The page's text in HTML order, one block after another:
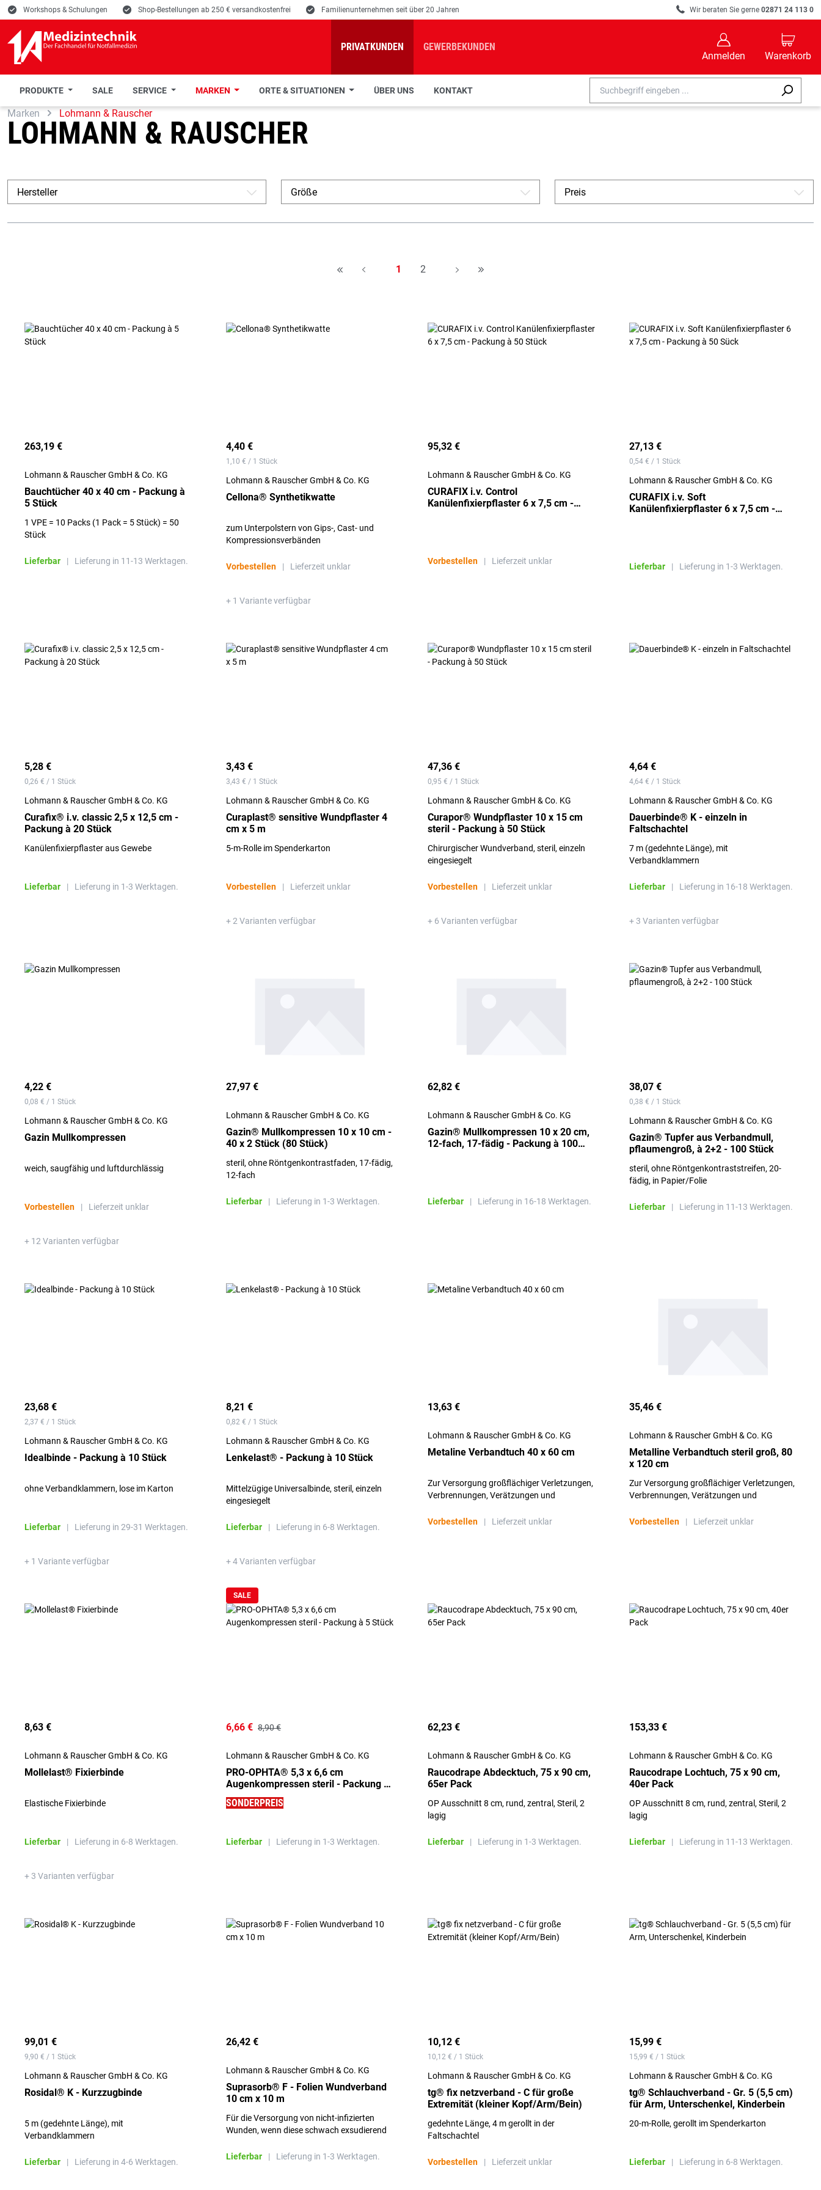
Hauptinhalt springen
Zur Suche springen
Zur Hauptnavigation springen
E Workshops & Schulungen E Shop-Bestellungen ab 250 € versandkostenfrei E Familienunternehmen seit über 20 Jahren R Wir beraten Sie gerne 02871 24 113 0
PRIVATKUNDEN GEWERBEKUNDEN
B
Anmelden
C
Warenkorb
PRODUKTE SALE SERVICE MARKEN ORTE & SITUATIONEN ÜBER UNS KONTAKT
Marken Lohmann & Rauscher
LOHMANN & RAUSCHER
Hersteller A Größe A Preis A
H A Seite
1 Seite
2 A H
263,19 €
Lohmann & Rauscher GmbH & Co. KG
Bauchtücher 40 x 40 cm - Packung à
5 Stück
1 VPE = 10 Packs (1 Pack = 5 Stück) = 50
Stück
Lieferbar | Lieferung in 11-13 Werktagen.
4,40 €
1,10 € / 1 Stück
Lohmann & Rauscher GmbH & Co. KG
Cellona® Synthetikwatte
zum Unterpolstern von Gips-, Cast- und
Kompressionsverbänden
Vorbestellen | Lieferzeit unklar
+ 1 Variante verfügbar
95,32 €
Lohmann & Rauscher GmbH & Co. KG
CURAFIX i.v. Control
Kanülenfixierpflaster 6 x 7,5 cm -
Vorbestellen | Lieferzeit unklar
27,13 €
0,54 € / 1 Stück
Lohmann & Rauscher GmbH & Co. KG
CURAFIX i.v. Soft
Kanülenfixierpflaster 6 x 7,5 cm -
Lieferbar | Lieferung in 1-3 Werktagen.
5,28 €
0,26 € / 1 Stück
Lohmann & Rauscher GmbH & Co. KG
Curafix® i.v. classic 2,5 x 12,5 cm -
Packung à 20 Stück
Kanülenfixierpflaster aus Gewebe
Lieferbar | Lieferung in 1-3 Werktagen.
3,43 €
3,43 € / 1 Stück
Lohmann & Rauscher GmbH & Co. KG
Curaplast® sensitive Wundpflaster 4
cm x 5 m
5-m-Rolle im Spenderkarton
Vorbestellen | Lieferzeit unklar
+ 2 Varianten verfügbar
47,36 €
0,95 € / 1 Stück
Lohmann & Rauscher GmbH & Co. KG
Curapor® Wundpflaster 10 x 15 cm
steril - Packung à 50 Stück
Chirurgischer Wundverband, steril, einzeln
eingesiegelt
Vorbestellen | Lieferzeit unklar
+ 6 Varianten verfügbar
4,64 €
4,64 € / 1 Stück
Lohmann & Rauscher GmbH & Co. KG
Dauerbinde® K - einzeln in
Faltschachtel
7 m (gedehnte Länge), mit
Verbandklammern
Lieferbar | Lieferung in 16-18 Werktagen.
+ 3 Varianten verfügbar
4,22 €
0,08 € / 1 Stück
Lohmann & Rauscher GmbH & Co. KG
Gazin Mullkompressen
weich, saugfähig und luftdurchlässig
Vorbestellen | Lieferzeit unklar
+ 12 Varianten verfügbar
27,97 €
Lohmann & Rauscher GmbH & Co. KG
Gazin® Mullkompressen 10 x 10 cm -
40 x 2 Stück (80 Stück)
steril, ohne Röntgenkontrastfaden, 17-fädig,
12-fach
Lieferbar | Lieferung in 1-3 Werktagen.
62,82 €
Lohmann & Rauscher GmbH & Co. KG
Gazin® Mullkompressen 10 x 20 cm,
12-fach, 17-fädig - Packung à 100
Lieferbar | Lieferung in 16-18 Werktagen.
38,07 €
0,38 € / 1 Stück
Lohmann & Rauscher GmbH & Co. KG
Gazin® Tupfer aus Verbandmull,
pflaumengroß, à 2+2 - 100 Stück
steril, ohne Röntgenkontraststreifen, 20-
fädig, in Papier/Folie
Lieferbar | Lieferung in 11-13 Werktagen.
23,68 €
2,37 € / 1 Stück
Lohmann & Rauscher GmbH & Co. KG
Idealbinde - Packung à 10 Stück
ohne Verbandklammern, lose im Karton
Lieferbar | Lieferung in 29-31 Werktagen.
+ 1 Variante verfügbar
8,21 €
0,82 € / 1 Stück
Lohmann & Rauscher GmbH & Co. KG
Lenkelast® - Packung à 10 Stück
Mittelzügige Universalbinde, steril, einzeln
eingesiegelt
Lieferbar | Lieferung in 6-8 Werktagen.
+ 4 Varianten verfügbar
13,63 €
Lohmann & Rauscher GmbH & Co. KG
Metaline Verbandtuch 40 x 60 cm
Zur Versorgung großflächiger Verletzungen,
Verbrennungen, Verätzungen und
Notfalleinsatz
Vorbestellen | Lieferzeit unklar
35,46 €
Lohmann & Rauscher GmbH & Co. KG
Metalline Verbandtuch steril groß, 80
x 120 cm
Zur Versorgung großflächiger Verletzungen,
Verbrennungen, Verätzungen und
Notfalleinsatz
Vorbestellen | Lieferzeit unklar
8,63 €
Lohmann & Rauscher GmbH & Co. KG
Mollelast® Fixierbinde
Elastische Fixierbinde
Lieferbar | Lieferung in 6-8 Werktagen.
+ 3 Varianten verfügbar
SALE
6,66 € 8,90 €
Lohmann & Rauscher GmbH & Co. KG
PRO-OPHTA® 5,3 x 6,6 cm
Augenkompressen steril - Packung à
5 Stück
SONDERPREIS
Lieferbar | Lieferung in 1-3 Werktagen.
62,23 €
Lohmann & Rauscher GmbH & Co. KG
Raucodrape Abdecktuch, 75 x 90 cm,
65er Pack
OP Ausschnitt 8 cm, rund, zentral, Steril, 2
lagig
Lieferbar | Lieferung in 1-3 Werktagen.
153,33 €
Lohmann & Rauscher GmbH & Co. KG
Raucodrape Lochtuch, 75 x 90 cm,
40er Pack
OP Ausschnitt 8 cm, rund, zentral, Steril, 2
lagig
Lieferbar | Lieferung in 11-13 Werktagen.
99,01 €
9,90 € / 1 Stück
Lohmann & Rauscher GmbH & Co. KG
Rosidal® K - Kurzzugbinde
5 m (gedehnte Länge), mit
Verbandklammern
Lieferbar | Lieferung in 4-6 Werktagen.
26,42 €
Lohmann & Rauscher GmbH & Co. KG
Suprasorb® F - Folien Wundverband
10 cm x 10 m
Für die Versorgung von nicht-infizierten
Wunden, wenn diese schwach exsudierend
Lieferbar
| Lieferung in 1-3 Werktagen.
10,12 €
10,12 € / 1 Stück
Lohmann & Rauscher GmbH & Co. KG
tg® fix netzverband - C für große
Extremität (kleiner Kopf/Arm/Bein)
gedehnte Länge, 4 m gerollt in der
Faltschachtel
Vorbestellen | Lieferzeit unklar
15,99 €
15,99 € / 1 Stück
Lohmann & Rauscher GmbH & Co. KG
tg® Schlauchverband - Gr. 5 (5,5 cm)
für Arm, Unterschenkel, Kinderbein
20-m-Rolle, gerollt im Spenderkarton
Lieferbar | Lieferung in 6-8 Werktagen.